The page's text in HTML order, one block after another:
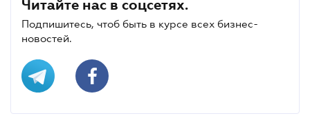
Читайте нас в соцсетях.
Подпишитесь, чтоб быть в курсе всех бизнес-
новостей.